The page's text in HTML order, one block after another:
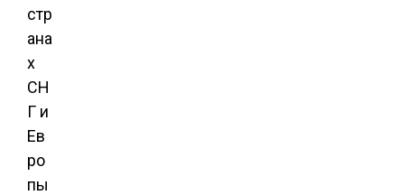
стр
ана
х
СН
Г и
Ев
ро
пы